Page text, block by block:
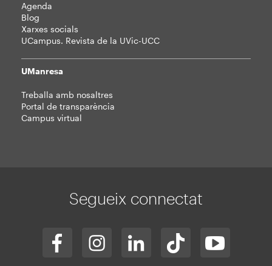
Agenda
Blog
Xarxes socials
UCampus. Revista de la UVic-UCC
UManresa
Treballa amb nosaltres
Portal de transparència
Campus virtual
Segueix connectat